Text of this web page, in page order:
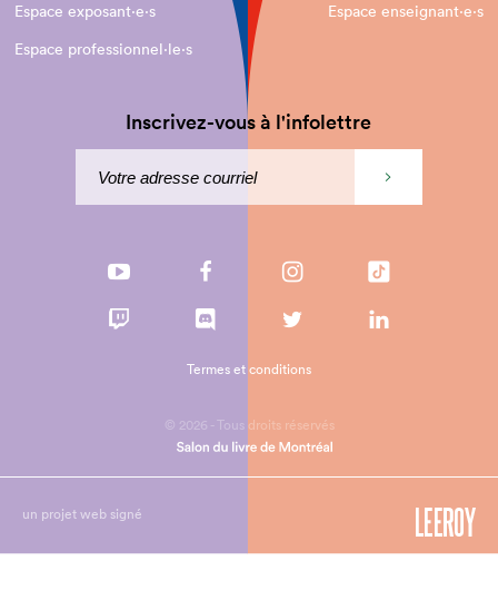
Espace exposant·e⋅s
Espace enseignant·e⋅s
Espace professionnel·le⋅s
Inscrivez-vous à l'infolettre
© 2026 - Tous droits réservés
Termes et conditions
un projet web signé